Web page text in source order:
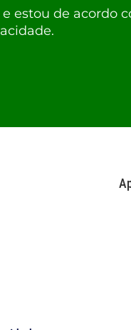
e estou de acordo